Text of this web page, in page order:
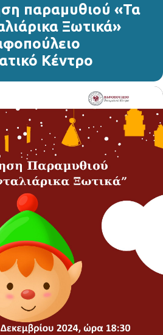
παραμυθιού «Τα
Ξωτικά»
Κέντρο